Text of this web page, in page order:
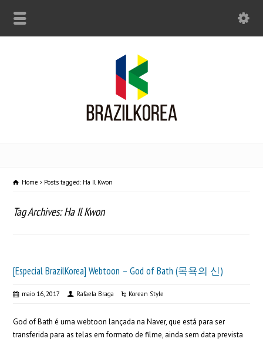
Home Posts tagged: Ha Il Kwon
Tag Archives: Ha Il Kwon
[Especial BrazilKorea] Webtoon – God of Bath (목욕의 신)
maio 16, 2017 Rafaela Braga Korean Style
God of Bath é uma webtoon lançada na Naver, que está para ser
transferida para as telas em formato de filme, ainda sem data prevista